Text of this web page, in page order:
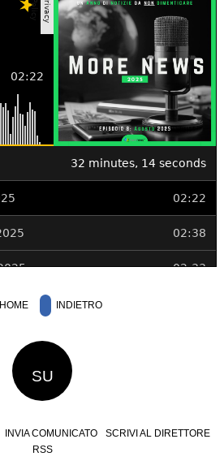
HOME INDIETRO
SU
INVIA COMUNICATO
SCRIVI AL DIRETTORE
RSS